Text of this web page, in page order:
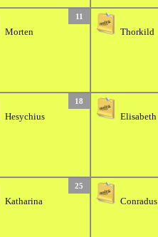
11
Morten Thorkild
18
Hesychius Elisabeth
25
Katharina Conradus